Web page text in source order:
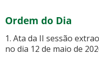
Ordem do Dia
1. Ata da II sessão
no dia 12 de maio de